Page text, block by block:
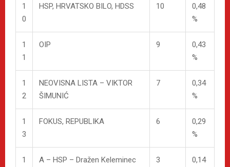
1
0
HSP, HRVATSKO BILO, HDSS 10
0,48
%
1
1
OIP 9
0,43
%
1
2
NEOVISNA LISTA – VIKTOR
ŠIMUNIĆ
7
0,34
%
1
3
FOKUS, REPUBLIKA 6
0,29
%
1
A – HSP – Dražen Keleminec 3
0,14